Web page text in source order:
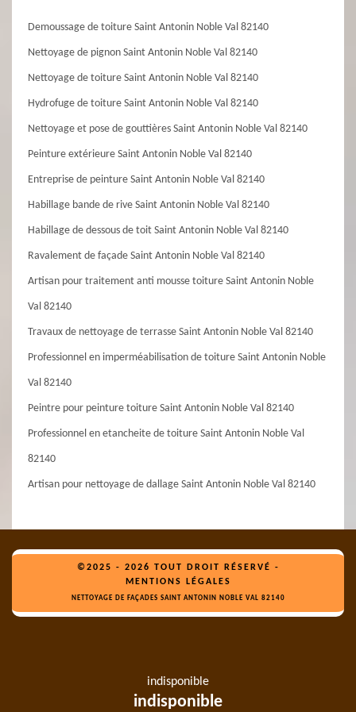
Demoussage de toiture Saint Antonin Noble Val 82140
Nettoyage de pignon Saint Antonin Noble Val 82140
Nettoyage de toiture Saint Antonin Noble Val 82140
Hydrofuge de toiture Saint Antonin Noble Val 82140
Nettoyage et pose de gouttières Saint Antonin Noble Val 82140
Peinture extérieure Saint Antonin Noble Val 82140
Entreprise de peinture Saint Antonin Noble Val 82140
Habillage bande de rive Saint Antonin Noble Val 82140
Habillage de dessous de toit Saint Antonin Noble Val 82140
Ravalement de façade Saint Antonin Noble Val 82140
Artisan pour traitement anti mousse toiture Saint Antonin Noble
Val 82140
Travaux de nettoyage de terrasse Saint Antonin Noble Val 82140
Professionnel en imperméabilisation de toiture Saint Antonin Noble
Val 82140
Peintre pour peinture toiture Saint Antonin Noble Val 82140
Professionnel en etancheite de toiture Saint Antonin Noble Val
82140
Artisan pour nettoyage de dallage Saint Antonin Noble Val 82140
©2025 - 2026 TOUT DROIT RÉSERVÉ -
MENTIONS LÉGALES
NETTOYAGE DE FAÇADES SAINT ANTONIN NOBLE VAL 82140
indisponible
indisponible